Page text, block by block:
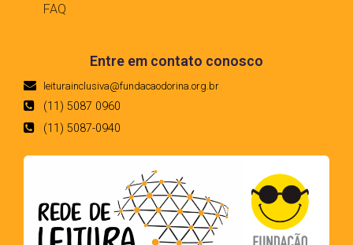
FAQ
Entre em contato conosco
leiturainclusiva@fundacaodorina.org.br
(11) 5087 0960
(11) 5087-0940